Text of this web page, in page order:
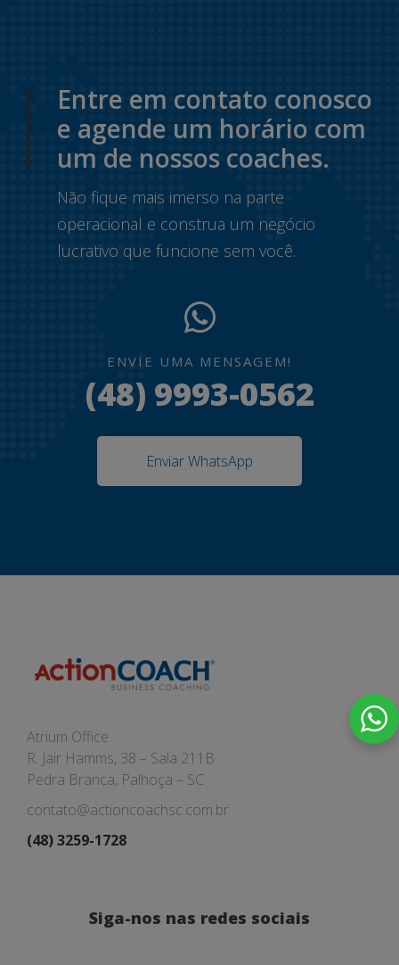
Entre em contato conosco
e agende um horário com
um de nossos coaches.
Não fique mais imerso na parte
operacional e construa um negócio
lucrativo que funcione sem você.
ENVIE UMA MENSAGEM!
(48) 9993-0562
Enviar WhatsApp
Atrium Office
R. Jair Hamms, 38 – Sala 211B
Pedra Branca, Palhoça – SC
contato@actioncoachsc.com.br
(48) 3259-1728
Siga-nos nas redes sociais